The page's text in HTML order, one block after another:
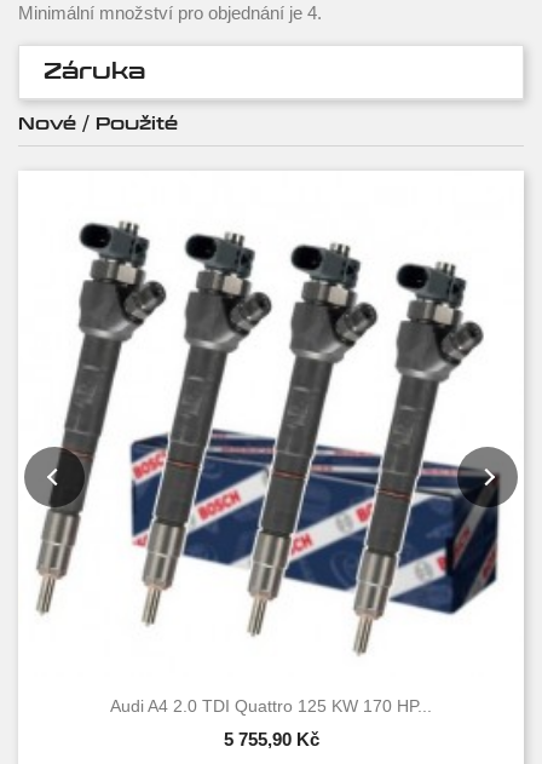
Minimální množství pro objednání je 4.
Záruka
Nové / Použité
Audi A4 2.0 TDI Quattro 125 KW 170 HP...
5 755,90 Kč